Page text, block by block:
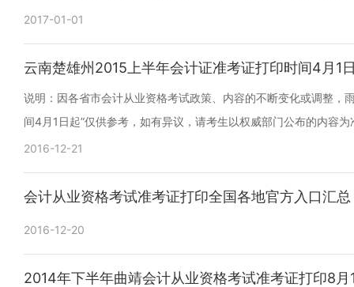
2017-01-01
云南楚雄州2015上半年会计证准考证打印时间4月1
说明：因各省市会计从业资格考试政策、内容的不断变化或调整，
间4月1日起”仅供参考，如有异议，请考生以权威部门公布的内容为
2016-12-21
会计从业资格考试准考证打印全国各地官方入口汇总
2016-12-20
2014年下半年曲靖会计从业资格考试准考证打印8月